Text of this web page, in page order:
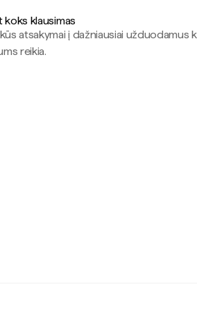
koks klausimas
atsakymai į dažniausiai užduodamus
reikia.